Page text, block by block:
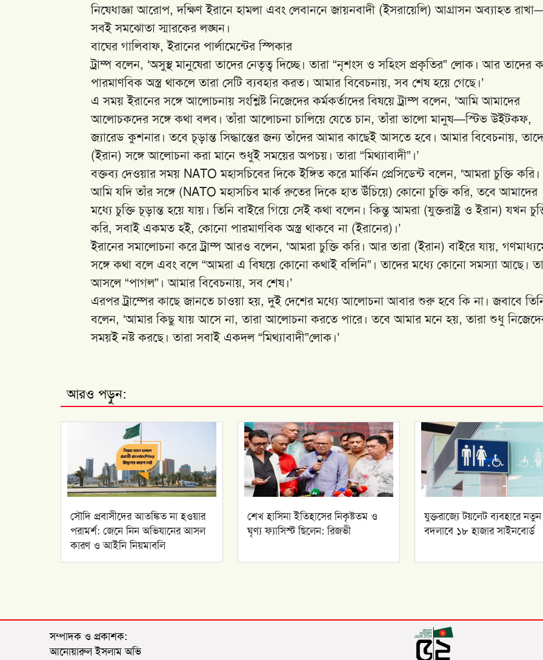
নিষেধাজ্ঞা আরোপ, দক্ষিণ ইরানে হামলা এবং লেবাননে জায়নবাদী (ইসরায়েলি) আগ্রাসন অব্যাহত
সবই সমঝোতা স্মারকের লঙ্ঘন।
বাঘের গালিবাফ, ইরানের পার্লামেন্টের স্পিকার
ট্রাম্প বলেন, ‘অসুস্থ মানুষেরা তাদের নেতৃত্ব দিচ্ছে। তারা “নৃশংস ও সহিংস প্রকৃতির” লোক। আর তাদের
পারমাণবিক অস্ত্র থাকলে তারা সেটি ব্যবহার করত। আমার বিবেচনায়, সব শেষ হয়ে গেছে।’
এ সময় ইরানের সঙ্গে আলোচনায় সংশ্লিষ্ট নিজেদের কর্মকর্তাদের বিষয়ে ট্রাম্প বলেন, ‘আমি আমাদের
আলোচকদের সঙ্গে কথা বলব। তাঁরা আলোচনা চালিয়ে যেতে চান, তাঁরা ভালো মানুষ—স্টিভ উইটকফ,
জ্যারেড কুশনার। তবে চূড়ান্ত সিদ্ধান্তের জন্য তাঁদের আমার কাছেই আসতে হবে। আমার বিবেচনায়,
(ইরান) সঙ্গে আলোচনা করা মানে শুধুই সময়ের অপচয়। তারা “মিথ্যাবাদী”।’
বক্তব্য দেওয়ার সময় NATO মহাসচিবের দিকে ইঙ্গিত করে মার্কিন প্রেসিডেন্ট বলেন, ‘আমরা চুক্তি করি।
আমি যদি তাঁর সঙ্গে (NATO মহাসচিব মার্ক রুতের দিকে হাত উঁচিয়ে) কোনো চুক্তি করি, তবে আমাদের
মধ্যে চুক্তি চূড়ান্ত হয়ে যায়। তিনি বাইরে গিয়ে সেই কথা বলেন। কিন্তু আমরা (যুক্তরাষ্ট্র ও ইরান) যখন
করি, সবাই একমত হই, কোনো পারমাণবিক অস্ত্র থাকবে না (ইরানের)।’
ইরানের সমালোচনা করে ট্রাম্প আরও বলেন, ‘আমরা চুক্তি করি। আর তারা (ইরান) বাইরে যায়,
সঙ্গে কথা বলে এবং বলে “আমরা এ বিষয়ে কোনো কথাই বলিনি”। তাদের মধ্যে কোনো সমস্যা আছে।
আসলে “পাগল”। আমার বিবেচনায়, সব শেষ।’
এরপর ট্রাম্পের কাছে জানতে চাওয়া হয়, দুই দেশের মধ্যে আলোচনা আবার শুরু হবে কি না। জবাবে
বলেন, ‘আমার কিছু যায় আসে না, তারা আলোচনা করতে পারে। তবে আমার মনে হয়, তারা শুধু
সময়ই নষ্ট করছে। তারা সবাই একদল “মিথ্যাবাদী”লোক।’
আরও পড়ুন:
সৌদি প্রবাসীদের আতঙ্কিত না হওয়ার
পরামর্শ: জেনে নিন অভিযানের আসল
কারণ ও আইনি নিয়মাবলি
শেখ হাসিনা ইতিহাসের নিকৃষ্টতম ও
ঘৃণ্য ফ্যাসিস্ট ছিলেন: রিজভী
যুক্তরাজ্যে টয়লেট ব্যবহারে
বদলাবে ১৮ হাজার সাইনবোর্ড
সম্পাদক ও প্রকাশক:
আনোয়ারুল ইসলাম অভি